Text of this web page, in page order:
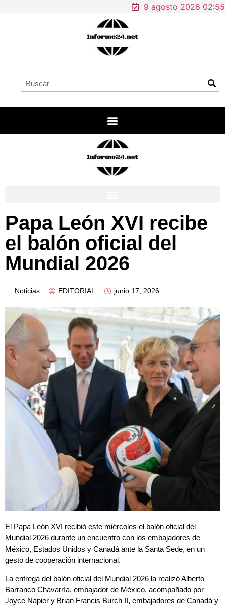
9 agosto 2026 02:55
Papa León XVI recibe
el balón oficial del
Mundial 2026
Noticias EDITORIAL junio 17, 2026
El Papa León XVI recibió este miércoles el balón oficial del
Mundial 2026 durante un encuentro con los embajadores de
México, Estados Unidos y Canadá ante la Santa Sede, en un
gesto de cooperación internacional.
La entrega del balón oficial del Mundial 2026 la realizó Alberto
Barranco Chavarría, embajador de México, acompañado por
Joyce Napier y Brian Francis Burch II, embajadores de Canadá y